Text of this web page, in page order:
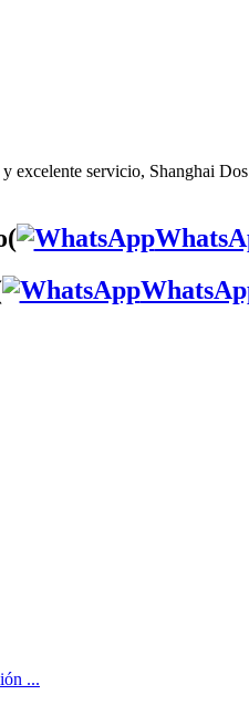
excelente servicio, Shanghai
...